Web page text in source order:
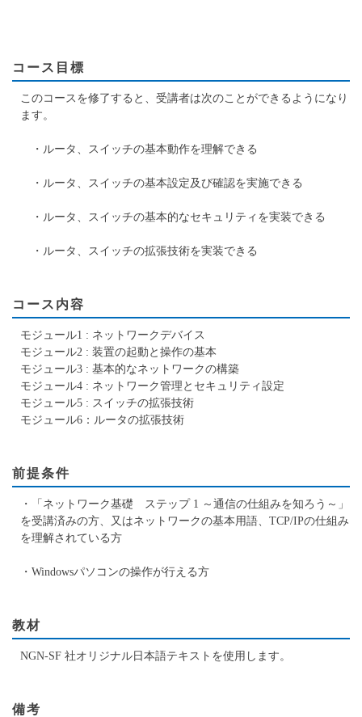
コース目標
このコースを修了すると、受講者は次のことができるようになり
ます。
・ルータ、スイッチの基本動作を理解できる
・ルータ、スイッチの基本設定及び確認を実施できる
・ルータ、スイッチの基本的なセキュリティを実装できる
・ルータ、スイッチの拡張技術を実装できる
コース内容
モジュール1 : ネットワークデバイス
モジュール2 : 装置の起動と操作の基本
モジュール3 : 基本的なネットワークの構築
モジュール4 : ネットワーク管理とセキュリティ設定
モジュール5 : スイッチの拡張技術
モジュール6：ルータの拡張技術
前提条件
・「ネットワーク基礎 ステップ 1 ～通信の仕組みを知ろう～」
を受講済みの方、又はネットワークの基本用語、TCP/IPの仕組み
を理解されている方
・Windowsパソコンの操作が行える方
教材
NGN-SF 社オリジナル日本語テキストを使用します。
備考